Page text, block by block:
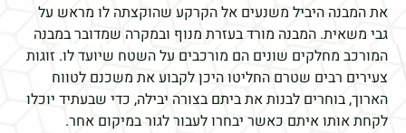
את המבנה היביל משנעים אל הקרקע שהוקצתה לו מראש על
גבי משאית. המבנה מורד בעזרת מנוף ובמקרה שמדובר במבנה
המורכב מחלקים שונים הם מורכבים על השטח שיועד לו. זוגות
צעירים רבים שטרם החליטו היכן לקבוע את משכנם לטווח
הארוך, בוחרים לבנות את ביתם בצורה יבילה, כדי שבעתיד יוכלו
לקחת אותו איתם כאשר יבחרו לעבור לגור במיקום אחר.